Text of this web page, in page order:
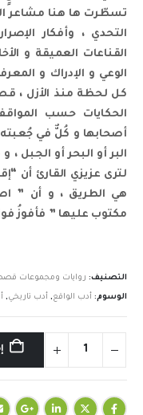
تسطّرت ها هنا مشاعر
التحدي ، وأفكار
القناعات العميقة و
الوعي و الإدراك و
كل لحظة منذ الأزل ،
الحكايات حسب
أصحابها و كُلٌّ في
البر أو البحر أو الجبل
لترى عزيزي القارئ أن
هي الطريق ، و أن ”
مكتوب عليها ” فأفوزُ
التصنيف: روايات ومجموعات
الوسوم: أدب الواقع, أدب تاريخي,